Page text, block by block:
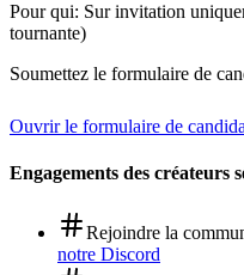
Pour qui: Sur invitation
tournante)
Soumettez le formulaire de
Ouvrir le formulaire de
Engagements des créateurs
Rejoindre la
notre Discord